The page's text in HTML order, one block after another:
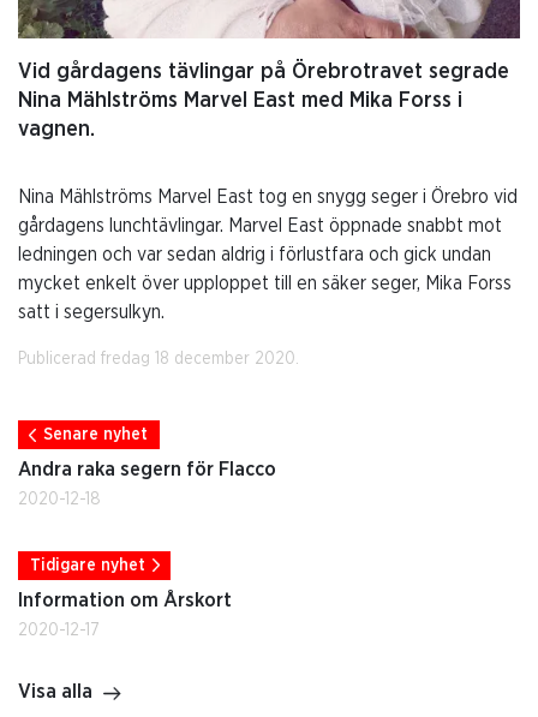
Vid gårdagens tävlingar på Örebrotravet segrade
Nina Mählströms Marvel East med Mika Forss i
vagnen.
Nina Mählströms Marvel East tog en snygg seger i Örebro vid
gårdagens lunchtävlingar. Marvel East öppnade snabbt mot
ledningen och var sedan aldrig i förlustfara och gick undan
mycket enkelt över upploppet till en säker seger, Mika Forss
satt i segersulkyn.
Publicerad fredag 18 december 2020.
Senare nyhet
Andra raka segern för Flacco
2020-12-18
Tidigare nyhet
Information om Årskort
2020-12-17
Visa alla